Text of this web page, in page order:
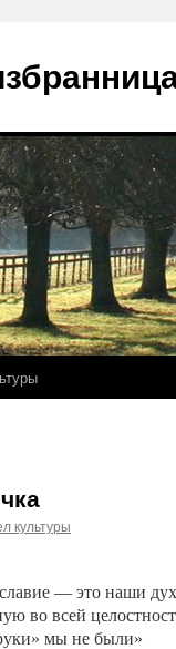
культуры
— это наши
во всей
мы не были»